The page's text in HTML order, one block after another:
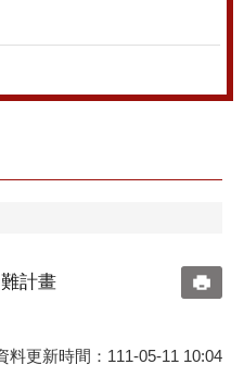
計畫
料更新時間：111-05-11 10:04